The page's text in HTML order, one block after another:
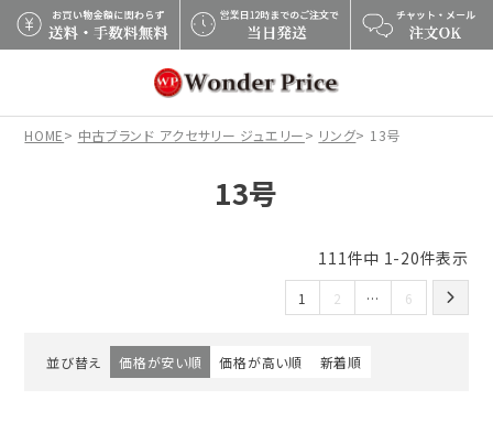
×
HOME 中古ブランド アクセサリー ジュエリー リング 13号
13号
並び替え 価格が安い順 価格が高い順 新着順
111件中 1-20件表示
1 2 … 6